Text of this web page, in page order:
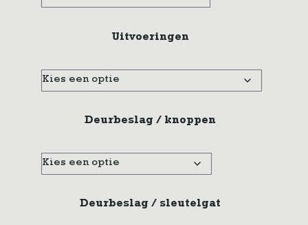
Uitvoeringen
Deurbeslag / knoppen
Deurbeslag / sleutelgat